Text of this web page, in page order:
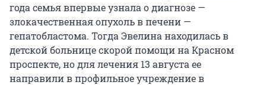
года семья впервые узнала о диагнозе —
злокачественная опухоль в печени —
гепатобластома. Тогда Эвелина находилась в
детской больнице скорой помощи на Красном
проспекте, но для лечения 13 августа ее
направили в профильное учреждение в